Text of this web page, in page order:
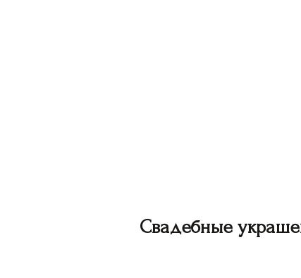
Свадебные